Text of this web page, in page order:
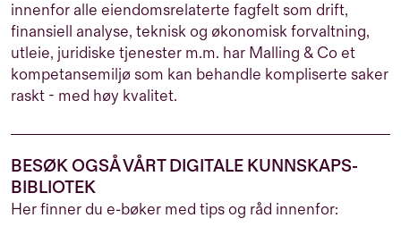
innenfor alle eiendomsrelaterte fagfelt som drift,
finansiell analyse, teknisk og økonomisk forvaltning,
utleie, juridiske tjenester m.m. har Malling & Co et
kompetansemiljø som kan behandle kompliserte saker
raskt - med høy kvalitet.
BESØK OGSÅ VÅRT DIGITALE KUNNSKAPS-
BIBLIOTEK
Her finner du e-bøker med tips og råd innenfor: